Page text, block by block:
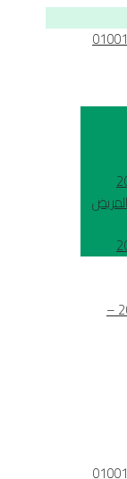
2027 | راحة المريض
وظائف رعاية المسنين والتمريض المنزلي لعام 2026 –